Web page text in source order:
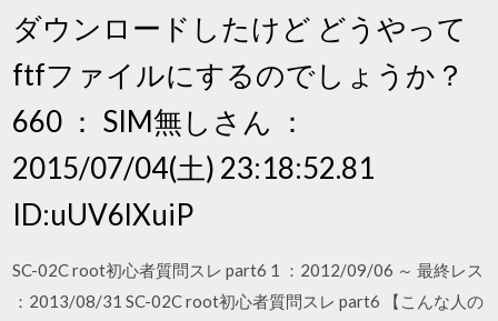
ダウンロードしたけど どうやって
ftfファイルにするのでしょうか？
660 ： SIM無しさん ：
2015/07/04(土) 23:18:52.81
ID:uUV6lXuiP
SC-02C root初心者質問スレ part6 1 ：2012/09/06 ～ 最終レス
：2013/08/31 SC-02C root初心者質問スレ part6 【こんな人の